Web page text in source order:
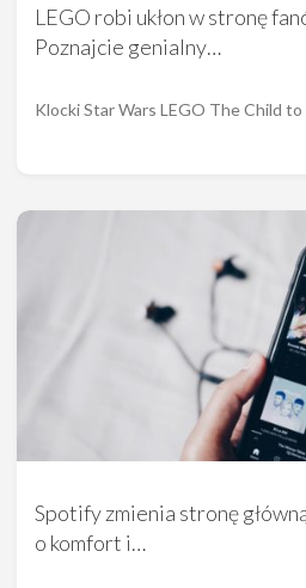
LEGO robi ukłon w stronę
Poznajcie genialny…
Klocki Star Wars LEGO The Child
Spotify zmienia stronę
o komfort i…